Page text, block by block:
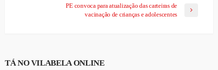
PE convoca para atualização das carteiras de
vacinação de crianças e adolescentes
TÁ NO VILABELA ONLINE